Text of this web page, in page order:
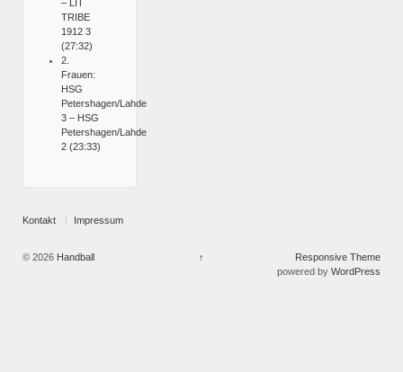
– LIT
TRIBE
1912 3
(27:32)
2.
Frauen:
HSG
Petershagen/Lahde
3 – HSG
Petershagen/Lahde
2 (23:33)
Kontakt Impressum
© 2026 Handball ↑
Responsive Theme
powered by WordPress